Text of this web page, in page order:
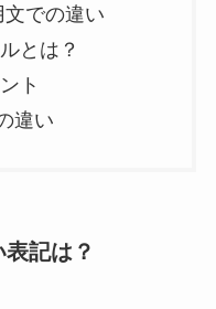
での違い
とは？
ト
違い
表記は？